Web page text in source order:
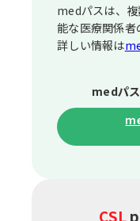
medパスは、
能な医療関係者
詳しい情報は
medパ
CSL